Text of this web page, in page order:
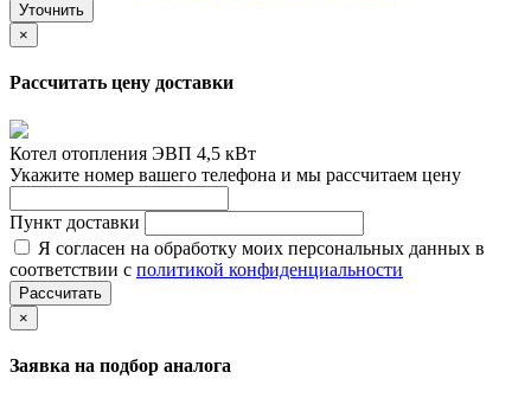
Уточнить
×
Рассчитать цену доставки
Котел отопления ЭВП 4,5 кВт
Укажите номер вашего телефона и мы рассчитаем цену
Пункт доставки
Я согласен на обработку моих персональных данных в
соответствии с политикой конфиденциальности
Рассчитать
×
Заявка на подбор аналога